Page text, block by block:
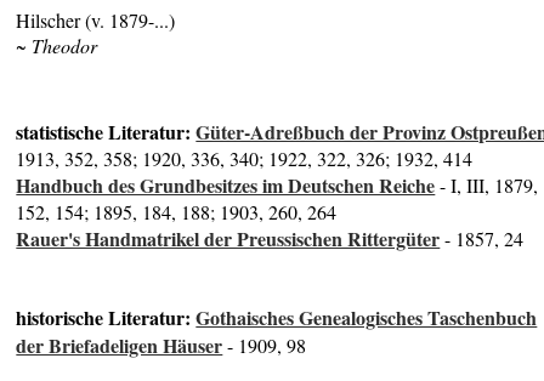
Hilscher (v. 1879-...)
~ Theodor
statistische Literatur:Güter-Adreßbuch der Provinz
1913, 352, 358; 1920, 336, 340; 1922, 322, 326; 1932, 414
Handbuch des Grundbesitzes im Deutschen Reiche- I, III, 1879,
152, 154; 1895, 184, 188; 1903, 260, 264
Rauer's Handmatrikel der Preussischen Rittergüter- 1857, 24
historische Literatur:Gothaisches Genealogisches Taschenbuch
der Briefadeligen Häuser- 1909, 98